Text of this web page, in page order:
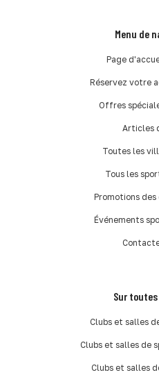
Menu de
Page
Réservez votre
Offres
Articles
Toutes les
Tous les
Promotions
Événements
Sur
Clubs et salles
Clubs et salles de
Clubs et salles